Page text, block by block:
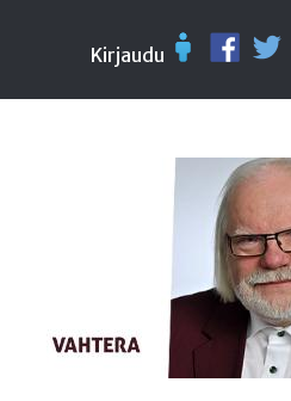
Kirjaudu